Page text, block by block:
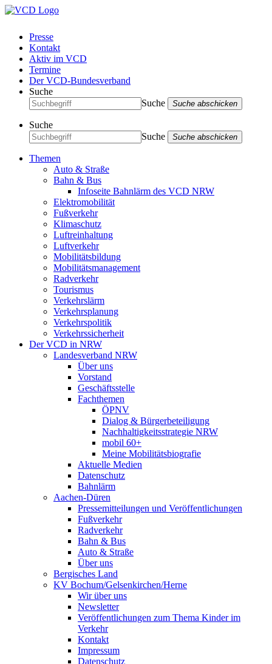
Presse
Kontakt
Aktiv im VCD
Termine
Der VCD-Bundesverband
Suche
Suche
Suche abschicken
Suche
Suche
Suche abschicken
Themen
Auto & Straße
Bahn & Bus
Infoseite Bahnlärm des VCD NRW
Elektromobilität
Fußverkehr
Klimaschutz
Luftreinhaltung
Luftverkehr
Mobilitätsbildung
Mobilitätsmanagement
Radverkehr
Tourismus
Verkehrslärm
Verkehrsplanung
Verkehrspolitik
Verkehrssicherheit
Der VCD in NRW
Landesverband NRW
Über uns
Vorstand
Geschäftsstelle
Fachthemen
ÖPNV
Dialog & Bürgerbeteiligung
Nachhaltigkeitsstrategie NRW
mobil 60+
Meine Mobilitätsbiografie
Aktuelle Medien
Datenschutz
Bahnlärm
Aachen-Düren
Pressemitteilungen und Veröffentlichungen
Fußverkehr
Radverkehr
Bahn & Bus
Auto & Straße
Über uns
Bergisches Land
KV Bochum/Gelsenkirchen/Herne
Wir über uns
Newsletter
Veröffentlichungen zum Thema Kinder im
Verkehr
Kontakt
Impressum
Datenschutz